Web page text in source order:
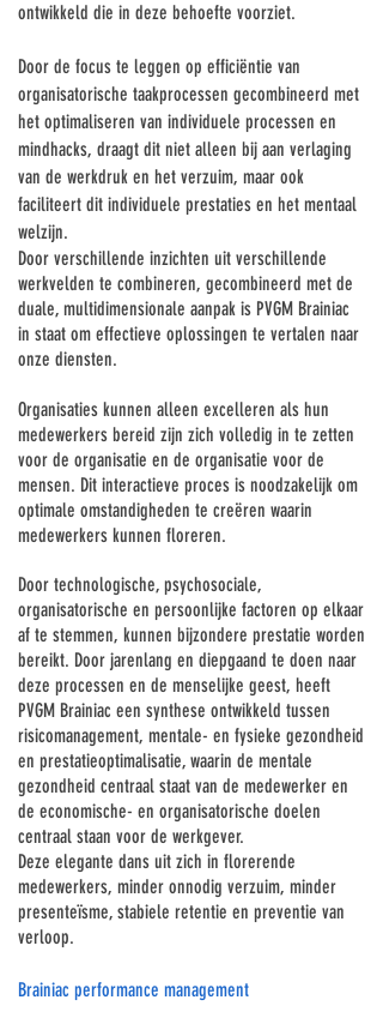
ontwikkeld die in deze behoefte voorziet.
Door de focus te leggen op efficiëntie van
organisatorische taakprocessen gecombineerd met
het optimaliseren van individuele processen en
mindhacks, draagt dit niet alleen bij aan verlaging
van de werkdruk en het verzuim, maar ook
faciliteert dit individuele prestaties en het mentaal
welzijn.
Door verschillende inzichten uit verschillende
werkvelden te combineren, gecombineerd met de
duale, multidimensionale aanpak is PVGM Brainiac
in staat om effectieve oplossingen te vertalen naar
onze diensten.
Organisaties kunnen alleen excelleren als hun
medewerkers bereid zijn zich volledig in te zetten
voor de organisatie en de organisatie voor de
mensen. Dit interactieve proces is noodzakelijk om
optimale omstandigheden te creëren waarin
medewerkers kunnen floreren.
Door technologische, psychosociale,
organisatorische en persoonlijke factoren op elkaar
af te stemmen, kunnen bijzondere prestatie worden
bereikt. Door jarenlang en diepgaand te doen naar
deze processen en de menselijke geest, heeft
PVGM Brainiac een synthese ontwikkeld tussen
risicomanagement, mentale- en fysieke gezondheid
en prestatieoptimalisatie, waarin de mentale
gezondheid centraal staat van de medewerker en
de economische- en organisatorische doelen
centraal staan voor de werkgever.
Deze elegante dans uit zich in florerende
medewerkers, minder onnodig verzuim, minder
presenteïsme, stabiele retentie en preventie van
verloop.
Brainiac performance management